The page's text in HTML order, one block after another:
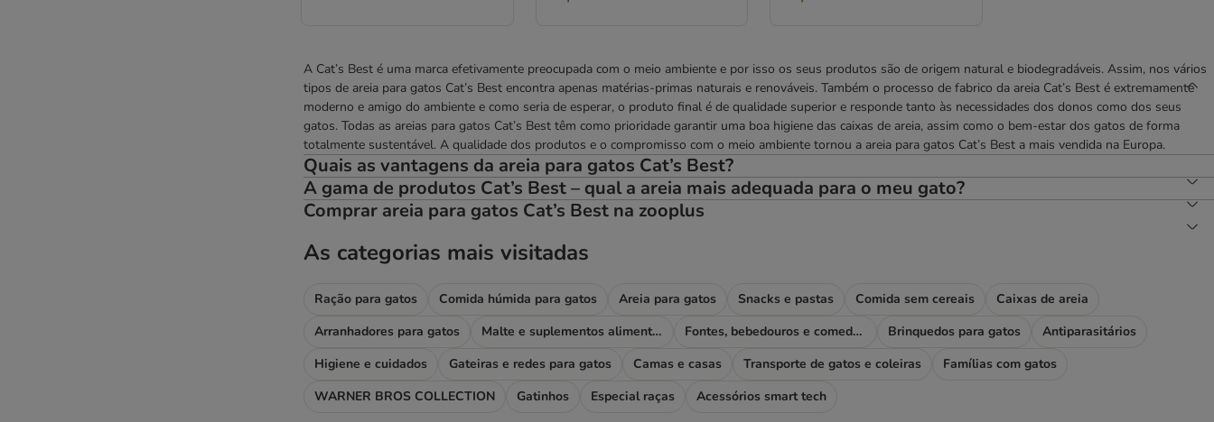
A Cat’s Best é uma marca efetivamente preocupada com o meio ambiente e por isso os seus produtos são de origem natural e biodegradáveis. Assim, nos vários
tipos de areia para gatos Cat’s Best encontra apenas matérias-primas naturais e renováveis. Também o processo de fabrico da areia Cat’s Best é extremamente
moderno e amigo do ambiente e como seria de esperar, o produto final é de qualidade superior e responde tanto às necessidades dos donos como dos seus
gatos. Todas as areias para gatos Cat’s Best têm como prioridade garantir uma boa higiene das caixas de areia, assim como o bem-estar dos gatos de forma
totalmente sustentável. A qualidade dos produtos e o compromisso com o meio ambiente tornou a areia para gatos Cat’s Best a mais vendida na Europa.
Quais as vantagens da areia para gatos Cat’s Best?
A gama de produtos Cat’s Best – qual a areia mais adequada para o meu gato?
Comprar areia para gatos Cat’s Best na zooplus
As categorias mais visitadas
Ração para gatos Comida húmida para gatos Areia para gatos Snacks e pastas Comida sem cereais
Caixas de areia
Arranhadores para gatos
Malte e suplementos alimentares Fontes, bebedouros e comedouros Brinquedos para gatos
Antiparasitários
Higiene e cuidados
Gateiras e redes para gatos Camas e casas Transporte de gatos e coleiras
Famílias com gatos
WARNER BROS COLLECTION
Gatinhos Especial raças Acessórios smart tech